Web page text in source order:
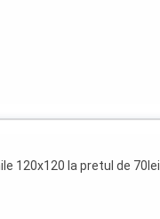
120x120 la pretul de 70lei